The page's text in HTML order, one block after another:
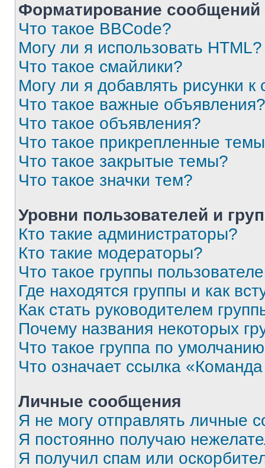
Форматирование
Что такое BBCode?
Могу ли я использовать HTML?
Что такое смайлики?
Могу ли я добавлять рисунки
Что такое важные объявления?
Что такое объявления?
Что такое прикрепленные
Что такое закрытые темы?
Что такое значки тем?
Уровни пользователей и
Кто такие администраторы?
Кто такие модераторы?
Что такое группы
Где находятся группы и как
Как стать руководителем
Почему названия некоторых
Что такое группа по
Что означает ссылка
Личные сообщения
Я не могу отправлять личные
Я постоянно получаю
Я получил спам или